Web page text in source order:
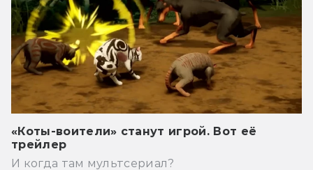
«Коты-воители» станут игрой. Вот её
трейлер
И когда там мультсериал?